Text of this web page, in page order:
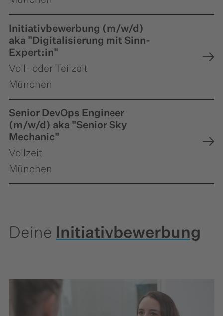
Initiativbewerbung (m/w/d)
aka "Digitalisierung mit Sinn-
Expert:in"
Voll- oder Teilzeit
München
Senior DevOps Engineer
(m/w/d) aka "Senior Sky
Mechanic"
Vollzeit
München
Deine Initiativbewerbung